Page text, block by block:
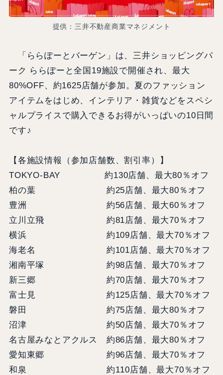
提供：三井不動産商業マネジメント
「ららぽーとバーゲン」は、三井ショッピングパ
ーク ららぽーと全国19施設で開催され、最大
80%OFF、約1625店舗が参加。夏のファッション
アイテムをはじめ、インテリア・雑貨などをスペシ
ャルプライスで購入できるお得がいっぱいの10日間
です♪
【各施設情報（参加店舗数、割引率）】
TOKYO-BAY 約130店舗、最大80％オフ
柏の葉 約25店舗、最大80％オフ
豊洲 約56店舗、最大60％オフ
立川立飛 約81店舗、最大70％オフ
横浜 約109店舗、最大70％オフ
海老名 約101店舗、最大70％オフ
湘南平塚 約98店舗、最大70％オフ
新三郷 約70店舗、最大70％オフ
富士見 約125店舗、最大70％オフ
磐田 約75店舗、最大80％オフ
沼津 約50店舗、最大70％オフ
名古屋みなとアクルス 約86店舗、最大80％オフ
愛知東郷 約96店舗、最大70％オフ
和泉 約110店舗、最大70％オフ